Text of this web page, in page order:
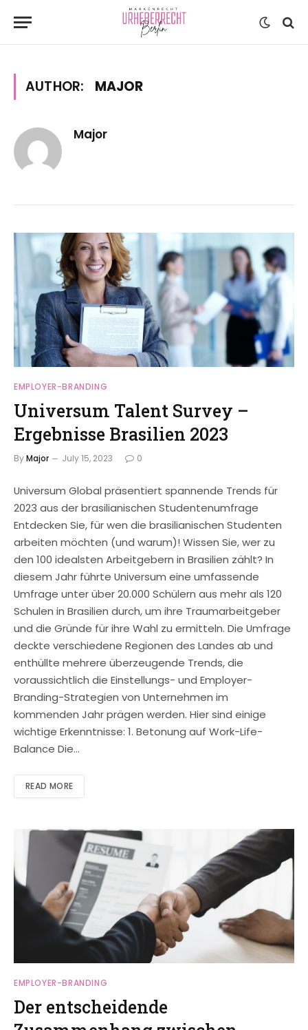
AUTHOR: MAJOR
Major
EMPLOYER-BRANDING
Universum Talent Survey –
Ergebnisse Brasilien 2023
ByMajor July 15, 2023 0
Universum Global präsentiert spannende Trends für
2023 aus der brasilianischen Studentenumfrage
Entdecken Sie, für wen die brasilianischen Studenten
arbeiten möchten (und warum)! Wissen Sie, wer zu
den 100 idealsten Arbeitgebern in Brasilien zählt? In
diesem Jahr führte Universum eine umfassende
Umfrage unter über 20.000 Schülern aus mehr als 120
Schulen in Brasilien durch, um ihre Traumarbeitgeber
und die Gründe für ihre Wahl zu ermitteln. Die Umfrage
deckte verschiedene Regionen des Landes ab und
enthüllte mehrere überzeugende Trends, die
voraussichtlich die Einstellungs- und Employer-
Branding-Strategien von Unternehmen im
kommenden Jahr prägen werden. Hier sind einige
wichtige Erkenntnisse: 1. Betonung auf Work-Life-
Balance Die…
READ MORE
EMPLOYER-BRANDING
Der entscheidende